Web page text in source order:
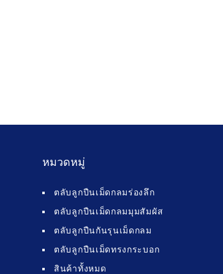
หมวดหมู่
ตลับลูกปืนเม็ดกลมร่องลึก
ตลับลูกปืนเม็ดกลมมุมสัมผัส
ตลับลูกปืนกันรุนเม็ดกลม
ตลับลูกปืนเม็ดทรงกระบอก
สินค้าทั้งหมด